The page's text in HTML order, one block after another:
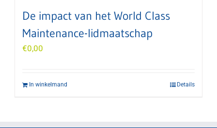
De impact van het World Class
Maintenance-lidmaatschap
€0,00
In winkelmand Details